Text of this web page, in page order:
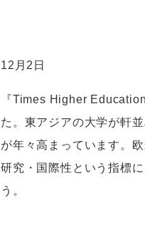
12 月2日
『Times Higher Education
た。東アジアの大学が軒
が年々高まっています。
研究・国際性という指標
う。